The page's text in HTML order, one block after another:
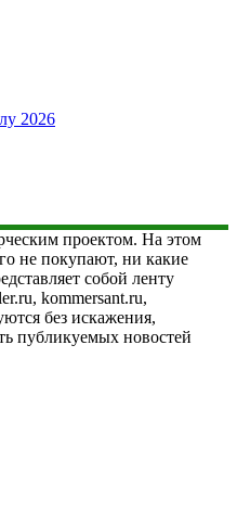
2026
проектом. На этом
не покупают, ни какие
собой ленту
kommersant.ru,
без искажения,
публикуемых новостей